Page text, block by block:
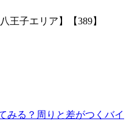
王子エリア】【389】
みる？周りと差がつくバイ